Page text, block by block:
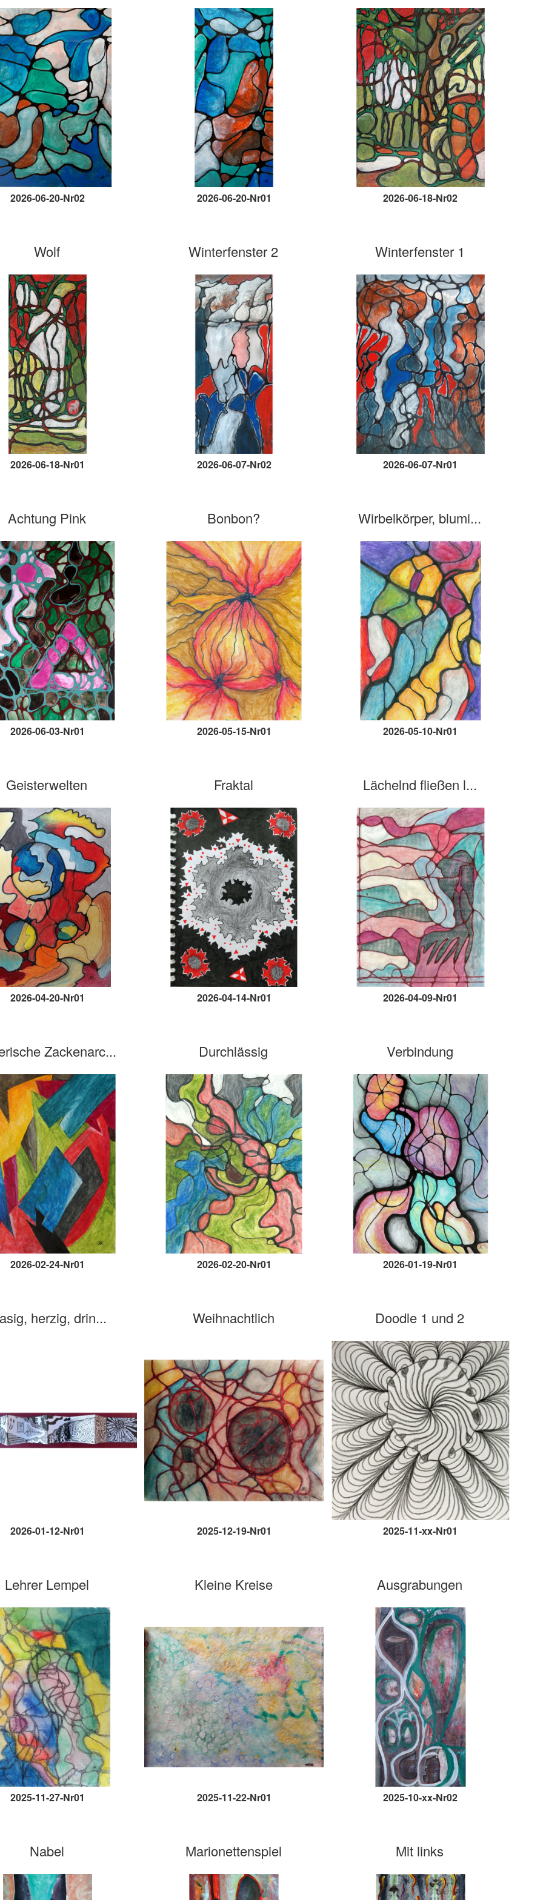
2026-06-20-Nr02 2026-06-20-Nr01 2026-06-18-Nr02
Wolf
2026-06-18-Nr01
Winterfenster 2
2026-06-07-Nr02
Winterfenster 1
2026-06-07-Nr01
Achtung Pink
2026-06-03-Nr01
Bonbon?
2026-05-15-Nr01
Wirbelkörper, blumi...
2026-05-10-Nr01
Geisterwelten
2026-04-20-Nr01
Fraktal
2026-04-14-Nr01
Lächelnd fließen l...
2026-04-09-Nr01
Zackenarc...
2026-02-24-Nr01
Durchlässig
2026-02-20-Nr01
Verbindung
2026-01-19-Nr01
herzig, drin...
2026-01-12-Nr01
Weihnachtlich
2025-12-19-Nr01
Doodle 1 und 2
2025-11-xx-Nr01
Lehrer Lempel
2025-11-27-Nr01
Kleine Kreise
2025-11-22-Nr01
Ausgrabungen
2025-10-xx-Nr02
Nabel Marionettenspiel Mit links